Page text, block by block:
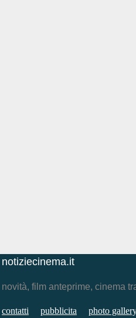
notiziecinema.it
novità, film anteprime, cinema
contatti pubblicita photo